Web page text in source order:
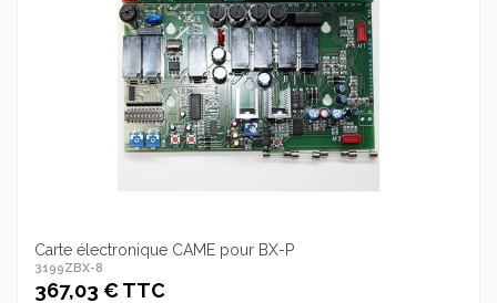
Carte électronique CAME pour BX-P
3199ZBX-8
367,03 € TTC